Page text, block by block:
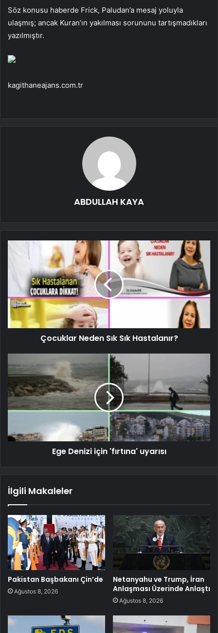
Söz konusu haberde Frick, Paludan’a mesaj yoluyla
ulaşmış; ancak Kuran’ın yakılması sorununu tartışmadıkları
yazılmıştır.
kagithaneajans.com.tr
ABDULLAH KAYA
Çocuklar Neden Sık Sık Hastalanır?
Ege Denizi için 'fırtına' uyarısı
İlgili Makaleler
Pakistan Başbakanı Çin’de
Ağustos 8, 2026
Netanyahu ve Trump, İran
Anlaşması Üzerinde Anlaştı
Ağustos 8, 2026